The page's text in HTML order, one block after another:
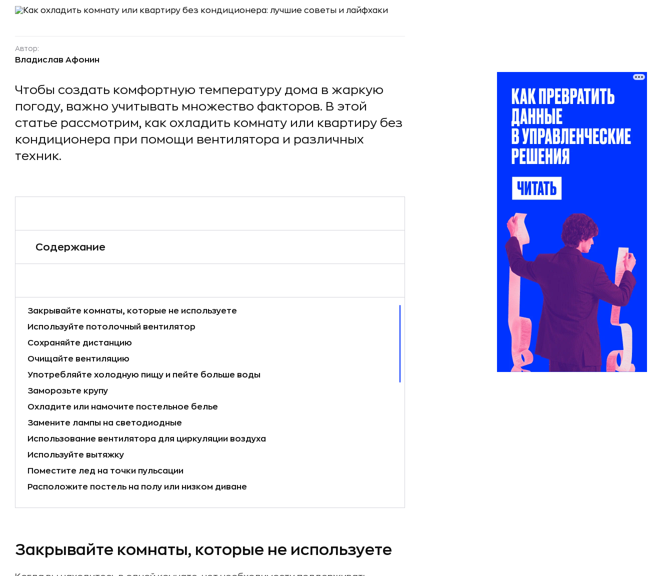
Автор:
Владислав Афонин
Чтобы создать комфортную температуру дома в жаркую
погоду, важно учитывать множество факторов. В этой
статье рассмотрим, как охладить комнату или квартиру без
кондиционера при помощи вентилятора и различных
техник.
Содержание
Закрывайте комнаты, которые не используете
Используйте потолочный вентилятор
Сохраняйте дистанцию
Очищайте вентиляцию
Употребляйте холодную пищу и пейте больше воды
Заморозьте крупу
Охладите или намочите постельное белье
Замените лампы на светодиодные
Использование вентилятора для циркуляции воздуха
Используйте вытяжку
Поместите лед на точки пульсации
Расположите постель на полу или низком диване
Наполните грелку холодной водой
Закрывайте комнаты, которые не используете